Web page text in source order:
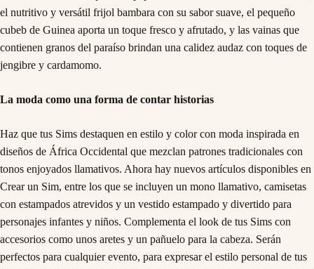
el nutritivo y versátil frijol bambara con su sabor suave, el pequeño
cubeb de Guinea aporta un toque fresco y afrutado, y las vainas que
contienen granos del paraíso brindan una calidez audaz con toques de
jengibre y cardamomo.
La moda como una forma de contar historias
Haz que tus Sims destaquen en estilo y color con moda inspirada en
diseños de África Occidental que mezclan patrones tradicionales con
tonos enjoyados llamativos. Ahora hay nuevos artículos disponibles en
Crear un Sim, entre los que se incluyen un mono llamativo, camisetas
con estampados atrevidos y un vestido estampado y divertido para
personajes infantes y niños. Complementa el look de tus Sims con
accesorios como unos aretes y un pañuelo para la cabeza. Serán
perfectos para cualquier evento, para expresar el estilo personal de tus